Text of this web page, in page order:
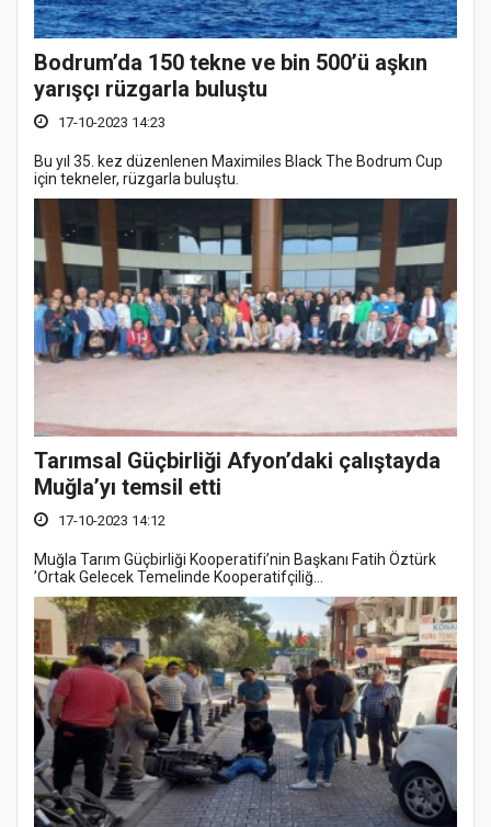
Bodrum’da 150 tekne ve bin 500’ü aşkın
yarışçı rüzgarla buluştu
17-10-2023 14:23
Bu yıl 35. kez düzenlenen Maximiles Black The Bodrum Cup
için tekneler, rüzgarla buluştu.
Tarımsal Güçbirliği Afyon’daki çalıştayda
Muğla’yı temsil etti
17-10-2023 14:12
Muğla Tarım Güçbirliği Kooperatifi’nin Başkanı Fatih Öztürk
’Ortak Gelecek Temelinde Kooperatifçiliğ...